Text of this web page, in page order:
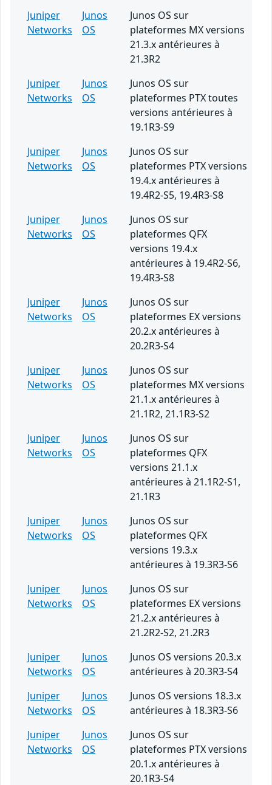
Juniper
Networks
Junos
OS
Junos OS sur
plateformes MX versions
21.3.x antérieures à
21.3R2
Juniper
Networks
Junos
OS
Junos OS sur
plateformes PTX toutes
versions antérieures à
19.1R3-S9
Juniper
Networks
Junos
OS
Junos OS sur
plateformes PTX versions
19.4.x antérieures à
19.4R2-S5, 19.4R3-S8
Juniper
Networks
Junos
OS
Junos OS sur
plateformes QFX
versions 19.4.x
antérieures à 19.4R2-S6,
19.4R3-S8
Juniper
Networks
Junos
OS
Junos OS sur
plateformes EX versions
20.2.x antérieures à
20.2R3-S4
Juniper
Networks
Junos
OS
Junos OS sur
plateformes MX versions
21.1.x antérieures à
21.1R2, 21.1R3-S2
Juniper
Networks
Junos
OS
Junos OS sur
plateformes QFX
versions 21.1.x
antérieures à 21.1R2-S1,
21.1R3
Juniper
Networks
Junos
OS
Junos OS sur
plateformes QFX
versions 19.3.x
antérieures à 19.3R3-S6
Juniper
Networks
Junos
OS
Junos OS sur
plateformes EX versions
21.2.x antérieures à
21.2R2-S2, 21.2R3
Juniper
Networks
Junos
OS
Junos OS versions 20.3.x
antérieures à 20.3R3-S4
Juniper
Networks
Junos
OS
Junos OS versions 18.3.x
antérieures à 18.3R3-S6
Juniper
Networks
Junos
OS
Junos OS sur
plateformes PTX versions
20.1.x antérieures à
20.1R3-S4